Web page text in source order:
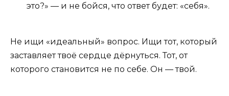
это?» — и не бойся, что ответ будет: «себя».
Не ищи «идеальный» вопрос. Ищи тот, который
заставляет твоё сердце дёрнуться. Тот, от
которого становится не по себе. Он — твой.